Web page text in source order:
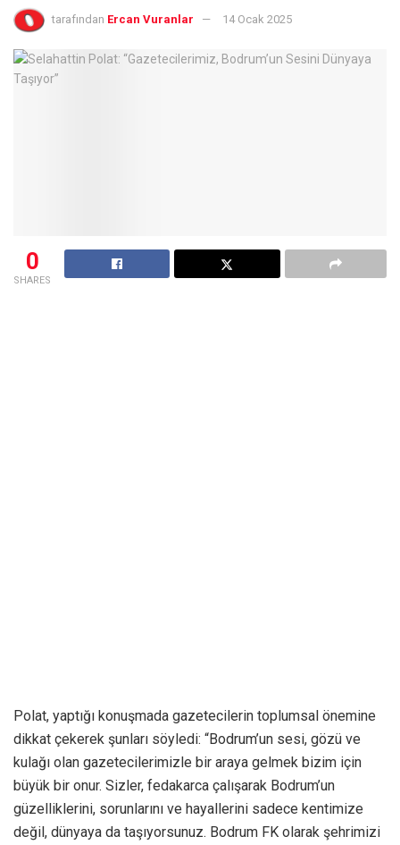
tarafından Ercan Vuranlar 14 Ocak 2025
0
SHARES
Polat, yaptığı konuşmada gazetecilerin toplumsal önemine
dikkat çekerek şunları söyledi: “Bodrum’un sesi, gözü ve
kulağı olan gazetecilerimizle bir araya gelmek bizim için
büyük bir onur. Sizler, fedakarca çalışarak Bodrum’un
güzelliklerini, sorunlarını ve hayallerini sadece kentimize
değil, dünyaya da taşıyorsunuz. Bodrum FK olarak şehrimizi